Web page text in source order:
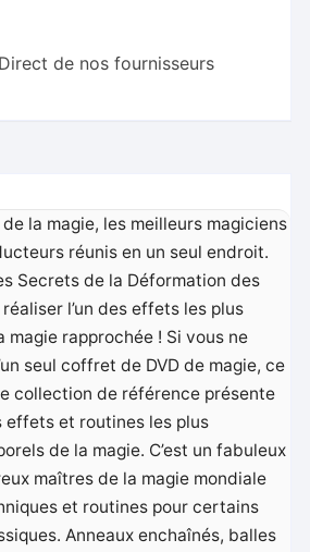
de nos fournisseurs
la magie, les meilleurs magiciens
réunis en un seul endroit.
Secrets de la Déformation des
l’un des effets les plus
rapprochée ! Si vous ne
seul coffret de DVD de magie, ce
collection de référence présente
et routines les plus
de la magie. C’est un fabuleux
maîtres de la magie mondiale
et routines pour certains
Anneaux enchaînés, balles